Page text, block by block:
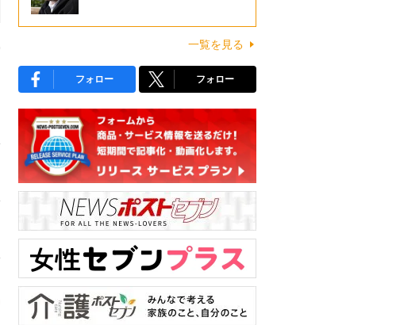
一覧を見る
フォロー フォロー